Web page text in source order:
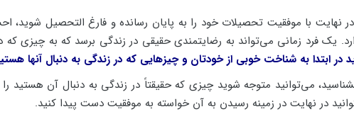
در نهایت با موفقیت تحصیلات خود را به پایان رسانده و فارغ التحصیل
یک فرد زمانی می‌تواند به رضایتمندی حقیقی در زندگی برسد که به چیزی
در ابتدا به شناخت خوبی از خودتان و چیزهایی که در زندگی به دنبال آنها
می‌توانید متوجه شوید چیزی که حقیقتاً در زندگی به دنبال آن هستید
در نهایت در زمینه رسیدن به آن خواسته به موفقیت دست پیدا کنید.